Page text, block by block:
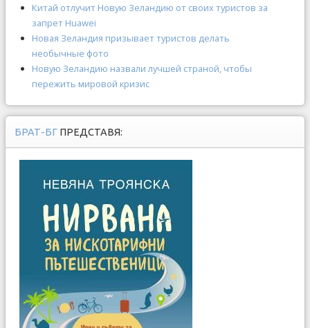
Китай отлучит Новую Зеландию от своих туристов за
запрет Huawei
Новая Зеландия призывает туристов делать
необычные фото
Новую Зеландию назвали лучшей страной, чтобы
пережить мировой кризис
БРАТ-БГ ПРЕДСТАВЯ: